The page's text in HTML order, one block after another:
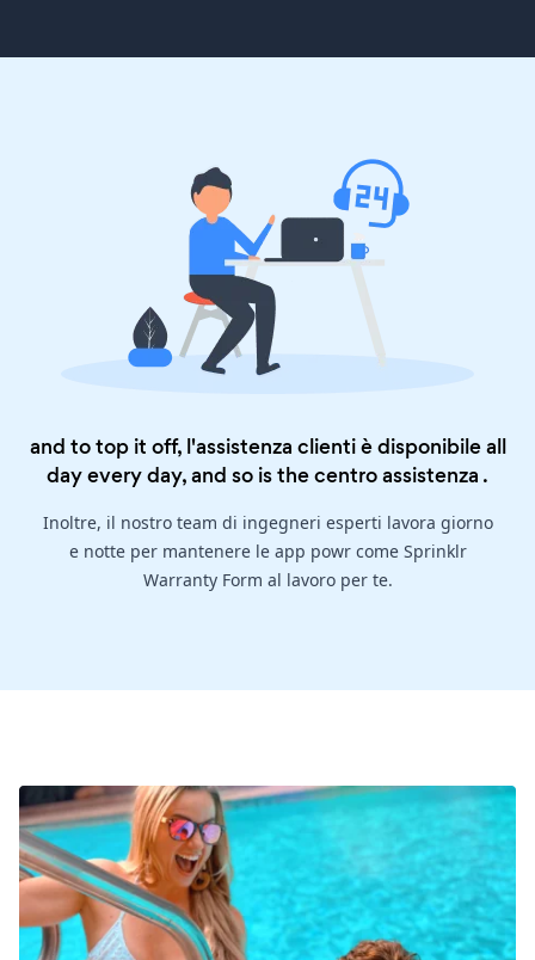
and to top it off, l'assistenza clienti è disponibile all
day every day, and so is thecentro assistenza .
Inoltre, il nostro team di ingegneri esperti lavora giorno
e notte per mantenere le app powr come Sprinklr
Warranty Form al lavoro per te.